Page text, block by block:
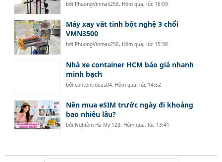
bởi PhuongVinmax258, Hôm qua, lúc 16:09
Máy xay vắt tinh bột nghệ 3 chổi
VMN3500
bởi PhuongVinmax258, Hôm qua, lúc 15:38
Nhà xe container HCM báo giá nhanh
minh bạch
bởicontentideas04, Hôm qua, lúc 14:52
Nên mua eSIM trước ngày đi khoảng
bao nhiêu lâu?
bởi Nghiêm Hà My 123, Hôm qua, lúc 13:41